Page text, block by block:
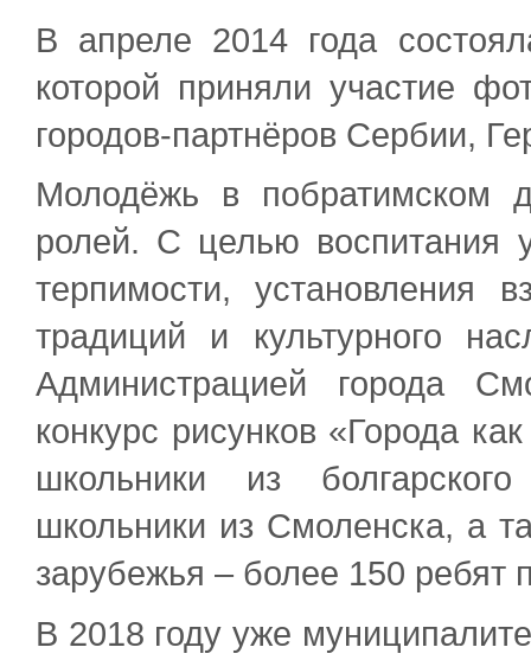
В апреле 2014 года
которой приняли участие
городов-партнёров Сербии,
Молодёжь в побратимском
ролей. С целью воспитания
терпимости, установления
традиций и культурного
Администрацией города
конкурс рисунков «Города
школьники из
школьники из Смоленска, а
зарубежья – более 150 ребят
В 2018 году уже